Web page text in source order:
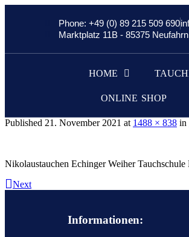
Phone: +49 (0) 89 215 509 690
Marktplatz 11B - 85375 Neufahrn
HOME
ONLINE SHOP
Published 21. November 2021 at 1488 × 838 in
Nikolaustauchen Echinger Weiher Tauchschule
Next
Informationen: